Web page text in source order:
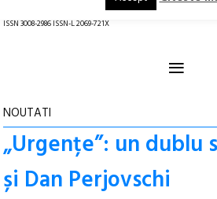
ISSN 3008-2986 ISSN-L 2069-721X
≡
NOUTATI
„Urgențe”: un dublu
și Dan Perjovschi